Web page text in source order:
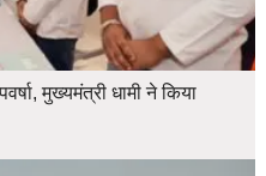
मुख्यमंत्री धामी ने किया